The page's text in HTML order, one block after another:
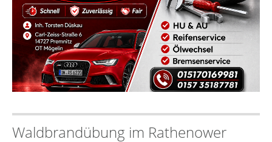
Waldbrandübung im Rathenower